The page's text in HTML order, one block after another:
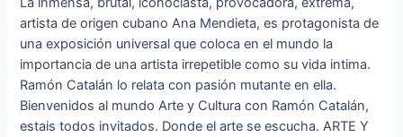
artista de origen cubano Ana Mendieta, es protagonista de
una exposición universal que coloca en el mundo la
importancia de una artista irrepetible como su vida intima.
Ramón Catalán lo relata con pasión mutante en ella.
Bienvenidos al mundo Arte y Cultura con Ramón Catalán,
estais todos invitados. Donde el arte se escucha. ARTE Y